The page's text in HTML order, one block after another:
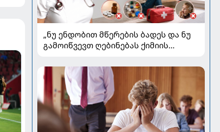
„ნუ ენდობით მწერების ბადეს და ნუ
გამოიწვევთ ღებინებას ქიმიის
ბავშვი კრიტიკულ სიტუაციაში,
პედიატრ სალომე ახვლედიანის
რჩევები